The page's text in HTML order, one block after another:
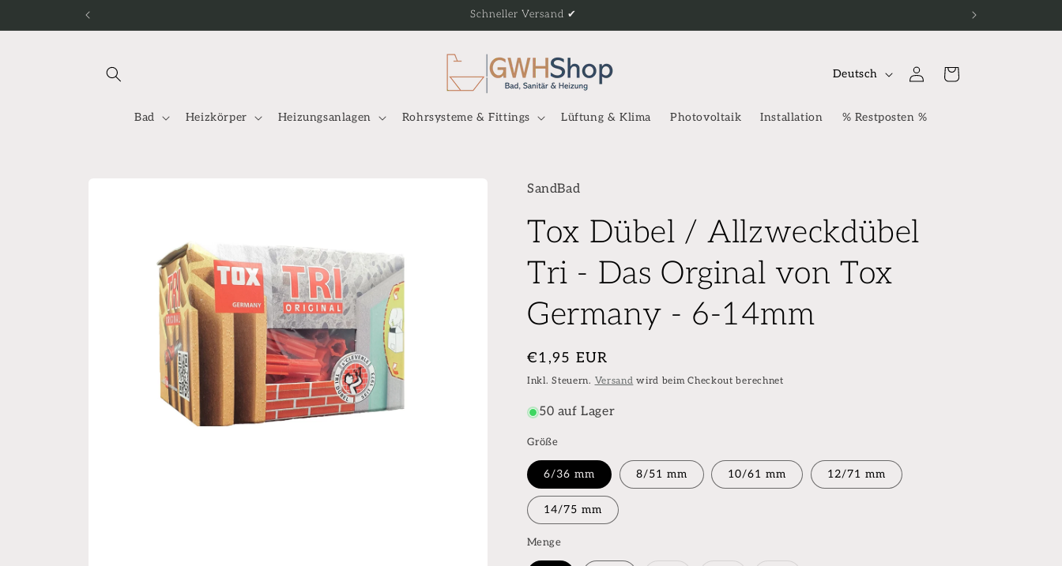
Inhalt
Schneller Versand ✔
Bad Heizkörper Heizungsanlagen Rohrsysteme & Fittings Lüftung & Klima Photovoltaik Installation % Restposten %
S
r
e
Deutsch EinloggenWarenkorb
SandBad
Tox Dübel / Allzweckdübel
Tri - Das Orginal von Tox
Germany - 6-14mm
Normaler
Preis
€1,95 EUR
Inkl. Steuern. Versand wird beim Checkout berechnet
50 auf Lager
Größe
6/36 mm 8/51 mm 10/61 mm 12/71 mm
14/75 mm
Menge